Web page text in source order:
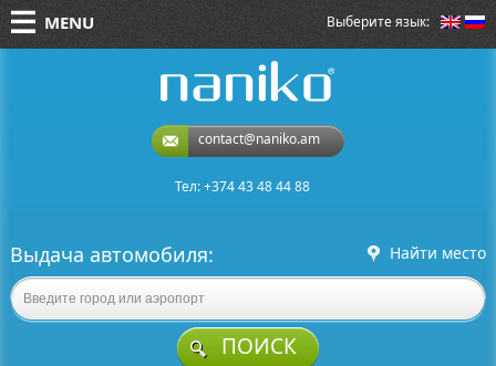
Выберите язык:
MENU
contact@naniko.am
Тел: +374 43 48 44 88
Выдача автомобиля: Найти место
ПОИСК